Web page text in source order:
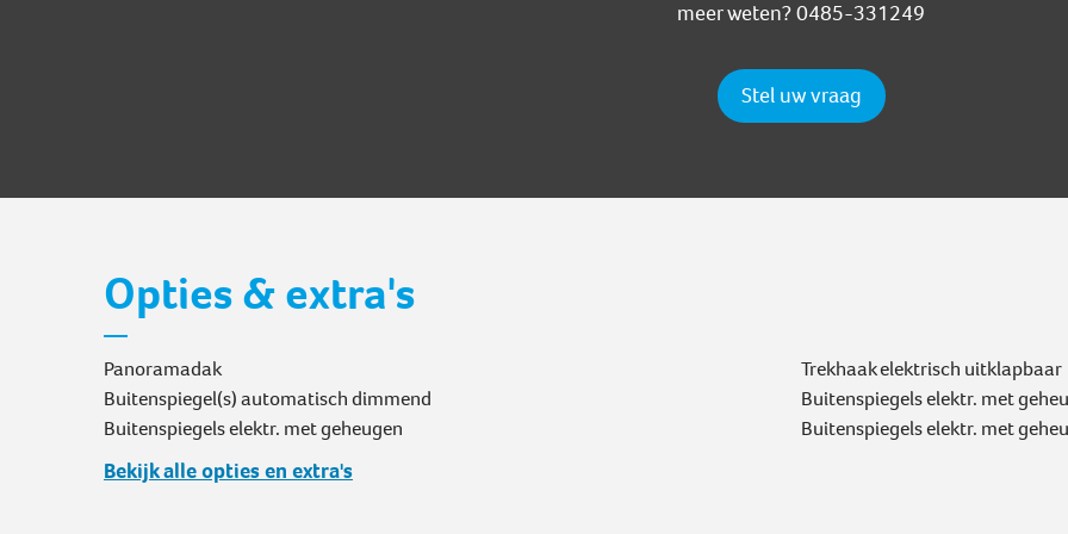
meer weten? 0485-331249
Stel uw vraag
Opties & extra's
Panoramadak
Trekhaak elektrisch uitklapbaar
Buitenspiegel(s) automatisch dimmend
Buitenspiegels elektr. met
Buitenspiegels elektr. met geheugen
Buitenspiegels elektr. met
Bekijk alle opties en extra's